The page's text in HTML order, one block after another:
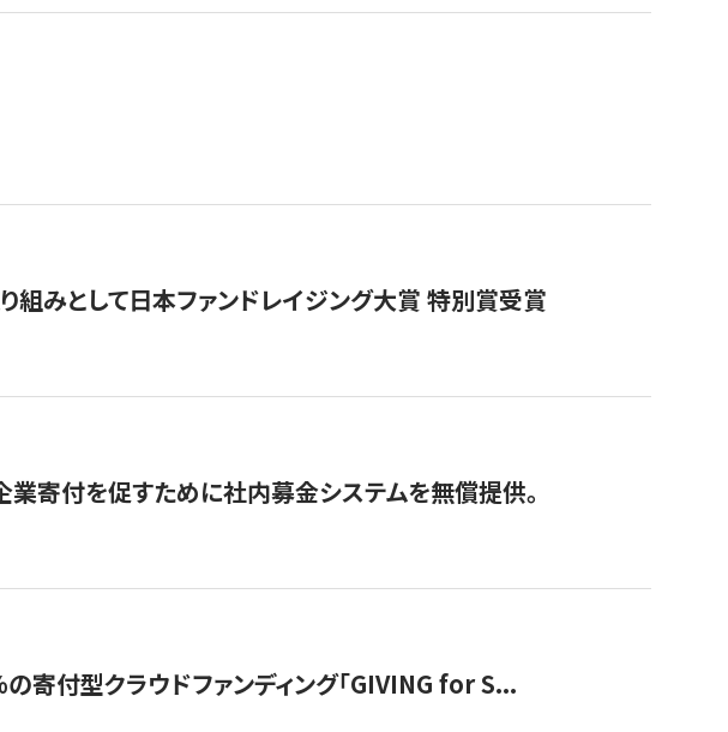
組みとして日本ファンドレイジング大賞 特別賞受賞
業寄付を促すために社内募金システムを無償提供。
寄付型クラウドファンディング「GIVING for S...